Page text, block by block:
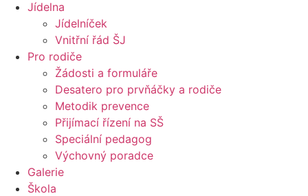
Jídelna
Jídelníček
Vnitřní řád ŠJ
Pro rodiče
Žádosti a formuláře
Desatero pro prvňáčky a rodiče
Metodik prevence
Přijímací řízení na SŠ
Speciální pedagog
Výchovný poradce
Galerie
Škola